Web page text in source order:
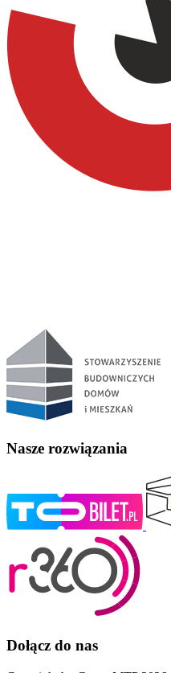
Nasze rozwiązania
Dołącz do nas